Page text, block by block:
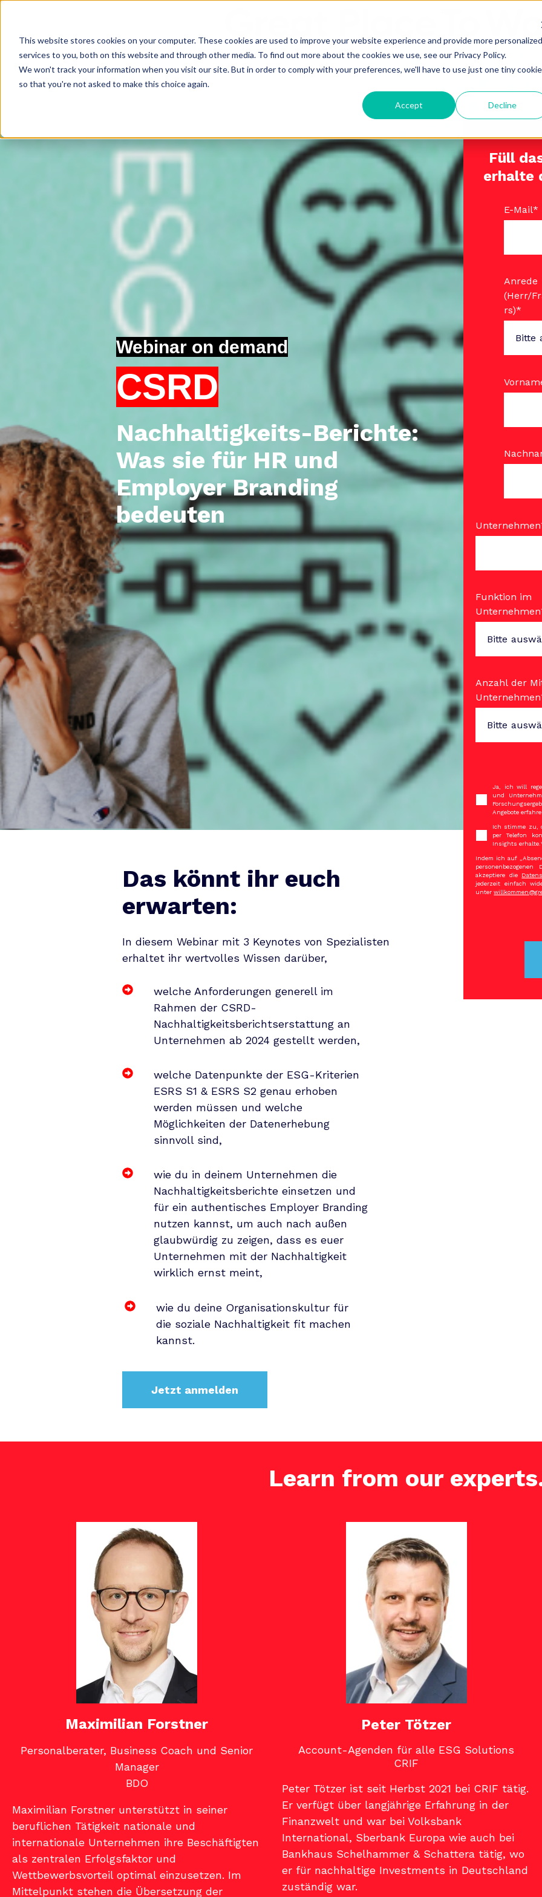
This website stores cookies on your computer. These cookies are used to improve your website experience and provide more personalized
services to you, both on this website and through other media. To find out more about the cookies we use, see our Privacy Policy.
We won't track your information when you visit our site. But in order to comply with your preferences, we'll have to use just one tiny cookie
so that you're not asked to make this choice again.
Accept Decline
Webinar on demand
CSRD
Nachhaltigkeits-Berichte:
Was sie für HR und
Employer Branding
bedeuten
Füll
erhalte
E-Mail*
Anrede
(Herr/
rs)*
Unternehmen
Funktion im
Unternehmen
Anzahl der
Unternehmen
Ja, ich will
und
Angebote
Ich stimme zu,
per Telefon
Insights erhalte.
Indem ich auf
akzeptiere die
jederzeit einfach
unter
Das könnt ihr euch
erwarten:
In diesem Webinar mit 3 Keynotes von Spezialisten
erhaltet ihr wertvolles Wissen darüber,
welche Anforderungen generell im
Rahmen der CSRD-
Nachhaltigkeitsberichtserstattung an
Unternehmen ab 2024 gestellt werden,
welche Datenpunkte der ESG-Kriterien
ESRS S1 & ESRS S2 genau erhoben
werden müssen und welche
Möglichkeiten der Datenerhebung
sinnvoll sind,
wie du in deinem Unternehmen die
Nachhaltigkeitsberichte einsetzen und
für ein authentisches Employer Branding
nutzen kannst, um auch nach außen
glaubwürdig zu zeigen, dass es euer
Unternehmen mit der Nachhaltigkeit
wirklich ernst meint,
wie du deine Organisationskultur für
die soziale Nachhaltigkeit fit machen
kannst.
Jetzt anmelden
Learn from our
Maximilian Forstner
Personalberater, Business Coach und Senior
Manager
BDO
Maximilian Forstner unterstützt in seiner
beruflichen Tätigkeit nationale und
internationale Unternehmen ihre Beschäftigten
als zentralen Erfolgsfaktor und
Wettbewerbsvorteil optimal einzusetzen. Im
Mittelpunkt stehen die Übersetzung der
Peter Tötzer
Account-Agenden für alle ESG Solutions
CRIF
Peter Tötzer ist seit Herbst 2021 bei CRIF tätig.
Er verfügt über langjährige Erfahrung in der
Finanzwelt und war bei Volksbank
International, Sberbank Europa wie auch bei
Bankhaus Schelhammer & Schattera tätig, wo
er für nachhaltige Investments in Deutschland
zuständig war.